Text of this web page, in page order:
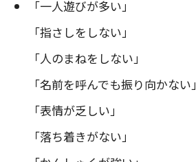
「一人遊びが多い」
「指さしをしない」
「人のまねをしない」
「名前を呼んでも振り向かない」
「表情が乏しい」
「落ち着きがない」